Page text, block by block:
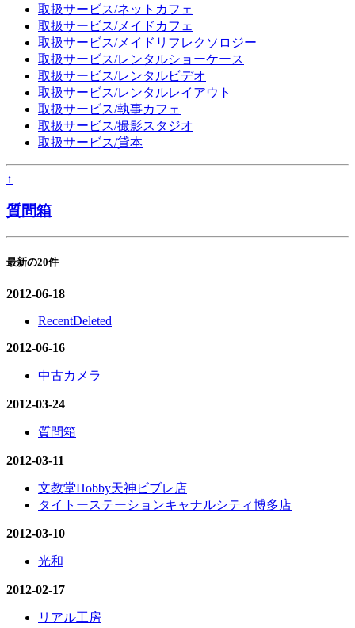
取扱サービス/ネットカフェ
取扱サービス/メイドカフェ
取扱サービス/メイドリフレクソロジー
取扱サービス/レンタルショーケース
取扱サービス/レンタルビデオ
取扱サービス/レンタルレイアウト
取扱サービス/執事カフェ
取扱サービス/撮影スタジオ
取扱サービス/貸本
↑
質問箱
最新の20件
2012-06-18
RecentDeleted
2012-06-16
中古カメラ
2012-03-24
質問箱
2012-03-11
文教堂Hobby天神ビブレ店
タイトーステーションキャナルシティ博多店
2012-03-10
光和
2012-02-17
リアル工房